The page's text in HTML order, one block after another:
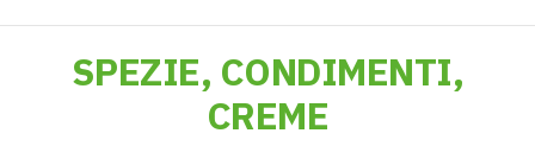
SPEZIE, CONDIMENTI,
CREME